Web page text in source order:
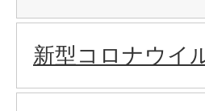
新型コロナウイ